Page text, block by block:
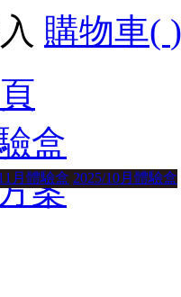
購物車( )
盒
月體驗盒 2025/10月體驗盒
案